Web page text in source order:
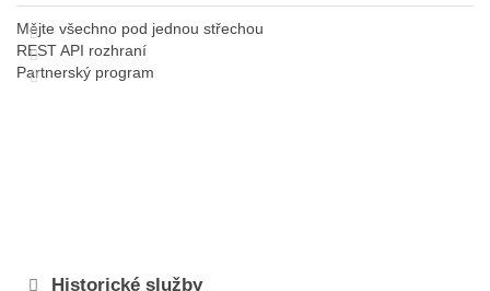
Mějte všechno pod jednou střechou
REST API rozhraní
Partnerský program
Historické služby